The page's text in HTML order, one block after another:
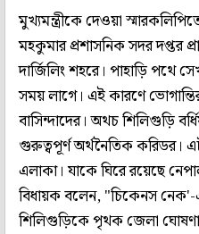
মুখ্যমন্ত্রীকে দেওয়া
মহকুমার প্রশাসনিক সদর দপ্তর
দার্জিলিং শহরে। পাহাড়ি পথে
সময় লাগে। এই কারণে
বাসিন্দাদের। অথচ শিলিগুড়ি
গুরুত্বপূর্ণ অর্থনৈতিক করিডর।
এলাকা। যাকে ঘিরে রয়েছে
বিধায়ক বলেন, "চিকেনস নেক'-
শিলিগুড়িকে পৃথক জেলা